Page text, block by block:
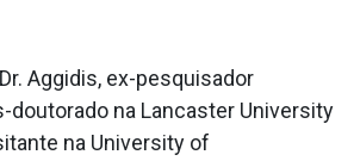
Aggidis, ex-pesquisador
doutorado na Lancaster University
na University of